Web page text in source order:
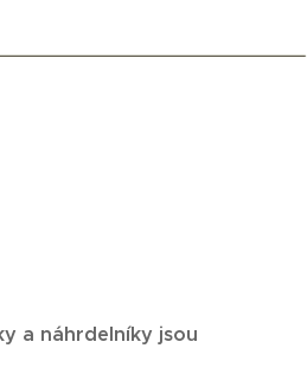
a náhrdelníky jsou